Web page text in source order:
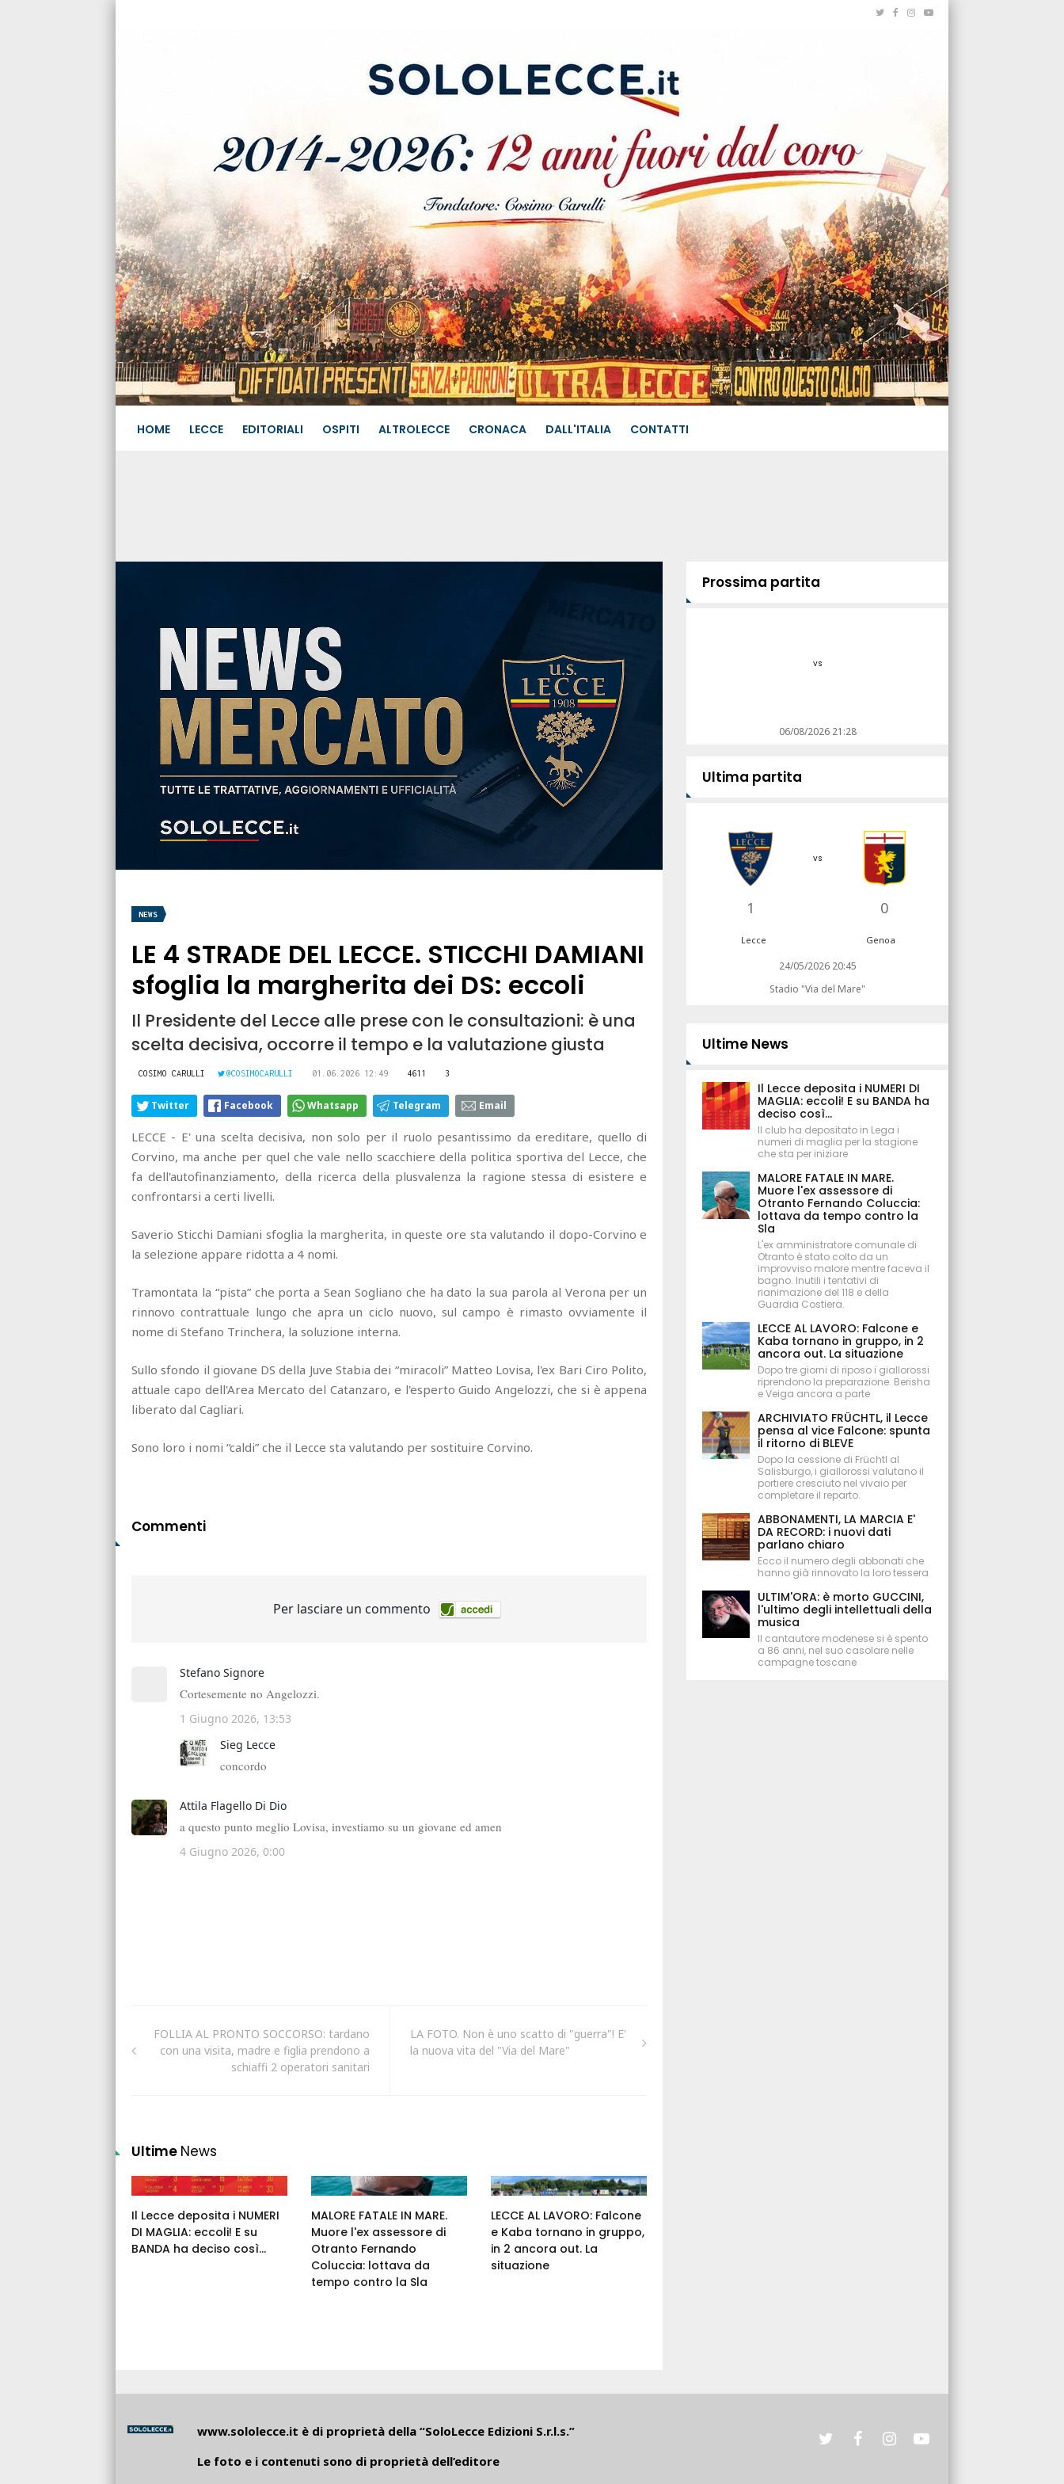
HOME LECCE EDITORIALI OSPITI ALTROLECCE CRONACA DALL'ITALIA CONTATTI
NEWS
LE 4 STRADE DEL LECCE. STICCHI DAMIANI
sfoglia la margherita dei DS: eccoli
Il Presidente del Lecce alle prese con le consultazioni: è una
scelta decisiva, occorre il tempo e la valutazione giusta
COSIMO CARULLI @COSIMOCARULLI 01.06.2026 12:49 4611 3
Twitter Facebook Whatsapp Telegram Email
LECCE - E' una scelta decisiva, non solo per il ruolo pesantissimo da ereditare, quello di
Corvino, ma anche per quel che vale nello scacchiere della politica sportiva del Lecce, che
fa dell'autofinanziamento, della ricerca della plusvalenza la ragione stessa di esistere e
confrontarsi a certi livelli.
Saverio Sticchi Damiani sfoglia la margherita, in queste ore sta valutando il dopo-Corvino e
la selezione appare ridotta a 4 nomi.
Tramontata la “pista” che porta a Sean Sogliano che ha dato la sua parola al Verona per un
rinnovo contrattuale lungo che apra un ciclo nuovo, sul campo è rimasto ovviamente il
nome di Stefano Trinchera, la soluzione interna.
Sullo sfondo il giovane DS della Juve Stabia dei “miracoli” Matteo Lovisa, l'ex Bari Ciro Polito,
attuale capo dell'Area Mercato del Catanzaro, e l'esperto Guido Angelozzi, che si è appena
liberato dal Cagliari.
Sono loro i nomi “caldi” che il Lecce sta valutando per sostituire Corvino.
Commenti
FOLLIA AL PRONTO SOCCORSO: tardano
con una visita, madre e figlia prendono a
schiaffi 2 operatori sanitari
LA FOTO. Non è uno scatto di "guerra"! E'
la nuova vita del "Via del Mare"
Ultime News
Il Lecce deposita i NUMERI
DI MAGLIA: eccoli! E su
BANDA ha deciso così...
MALORE FATALE IN MARE.
Muore l'ex assessore di
Otranto Fernando
Coluccia: lottava da
tempo contro la Sla
LECCE AL LAVORO: Falcone
e Kaba tornano in gruppo,
in 2 ancora out. La
situazione
Prossima partita
vs
06/08/2026 21:28
Ultima partita
1
vs
0
Lecce Genoa
24/05/2026 20:45
Stadio "Via del Mare"
Ultime News
Il Lecce deposita i NUMERI DI
MAGLIA: eccoli! E su BANDA ha
deciso così...
Il club ha depositato in Lega i
numeri di maglia per la stagione
che sta per iniziare
MALORE FATALE IN MARE.
Muore l'ex assessore di
Otranto Fernando Coluccia:
lottava da tempo contro la
Sla
L'ex amministratore comunale di
Otranto è stato colto da un
improvviso malore mentre faceva il
bagno. Inutili i tentativi di
rianimazione del 118 e della
Guardia Costiera.
LECCE AL LAVORO: Falcone e
Kaba tornano in gruppo, in 2
ancora out. La situazione
Dopo tre giorni di riposo i giallorossi
riprendono la preparazione. Berisha
e Veiga ancora a parte
ARCHIVIATO FRÜCHTL, il Lecce
pensa al vice Falcone: spunta
il ritorno di BLEVE
Dopo la cessione di Früchtl al
Salisburgo, i giallorossi valutano il
portiere cresciuto nel vivaio per
completare il reparto.
ABBONAMENTI, LA MARCIA E'
DA RECORD: i nuovi dati
parlano chiaro
Ecco il numero degli abbonati che
hanno già rinnovato la loro tessera
ULTIM'ORA: è morto GUCCINI,
l'ultimo degli intellettuali della
musica
Il cantautore modenese si è spento
a 86 anni, nel suo casolare nelle
campagne toscane
www.sololecce.it è di proprietà della “SoloLecce Edizioni S.r.l.s.”
Le foto e i contenuti sono di proprietà dell’editore